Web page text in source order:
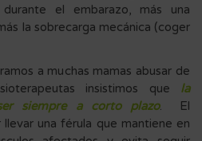
durante el embarazo, más una
la sobrecarga mecánica (coger
a muchas mamas abusar de
insistimos que la
siempre a corto plazo. El
una férula que mantiene en